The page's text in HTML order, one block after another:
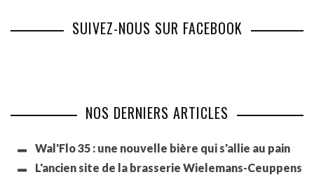
SUIVEZ-NOUS SUR FACEBOOK
NOS DERNIERS ARTICLES
Wal'Flo 35 : une nouvelle bière qui s'allie au pain
L'ancien site de la brasserie Wielemans-Ceuppens